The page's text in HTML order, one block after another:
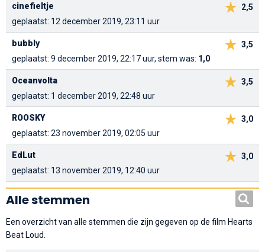
2,5
cinefieltje
geplaatst: 12 december 2019, 23:11 uur
3,5
bubbly
geplaatst: 9 december 2019, 22:17 uur, stem was: 1,0
3,5
Oceanvolta
geplaatst: 1 december 2019, 22:48 uur
3,0
ROOSKY
geplaatst: 23 november 2019, 02:05 uur
3,0
EdLut
geplaatst: 13 november 2019, 12:40 uur
Alle stemmen
Een overzicht van alle stemmen die zijn gegeven op de film Hearts
Beat Loud.